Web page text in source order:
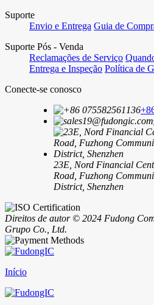
Suporte
Envio e Entrega Guia de
Suporte Pós - Venda
Reclamações de Serviço
Entrega e Inspeção Política de
Conecte-se conosco
23E, Nord Financial
Road, Fuzhong
District, Shenzhen
Direitos de autor © 2024 Fudong
Grupo Co., Ltd.
Início